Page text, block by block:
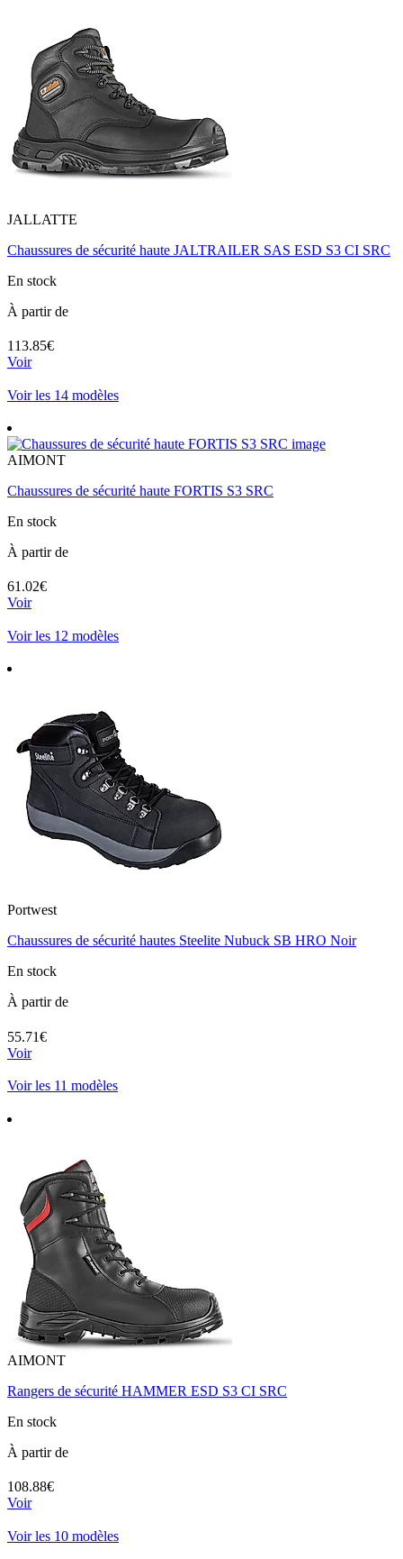
JALLATTE
Chaussures de sécurité haute JALTRAILER SAS ESD S3 CI SRC
En stock
À partir de
113.85€
Voir
Voir les 14 modèles
AIMONT
Chaussures de sécurité haute FORTIS S3 SRC
En stock
À partir de
61.02€
Voir
Voir les 12 modèles
Portwest
Chaussures de sécurité hautes Steelite Nubuck SB HRO Noir
En stock
À partir de
55.71€
Voir
Voir les 11 modèles
AIMONT
Rangers de sécurité HAMMER ESD S3 CI SRC
En stock
À partir de
108.88€
Voir
Voir les 10 modèles